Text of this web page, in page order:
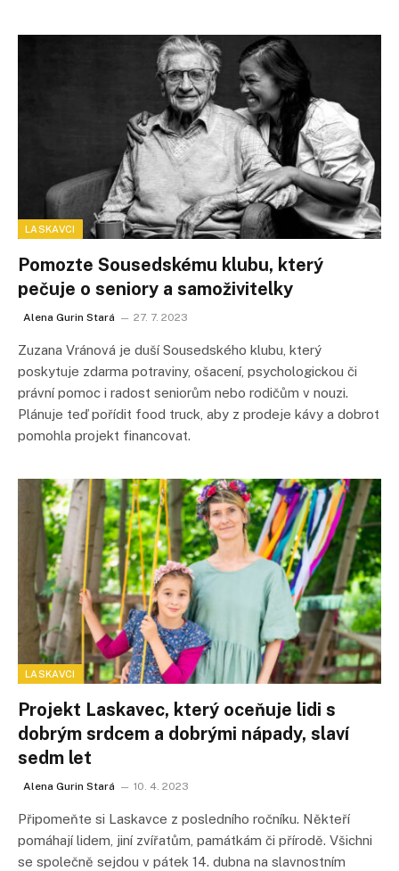
LASKAVCI
Pomozte Sousedskému klubu, který
pečuje o seniory a samoživitelky
Alena Gurin Stará 27. 7. 2023
Zuzana Vránová je duší Sousedského klubu, který
poskytuje zdarma potraviny, ošacení, psychologickou či
právní pomoc i radost seniorům nebo rodičům v nouzi.
Plánuje teď pořídit food truck, aby z prodeje kávy a dobrot
pomohla projekt financovat.
LASKAVCI
Projekt Laskavec, který oceňuje lidi s
dobrým srdcem a dobrými nápady, slaví
sedm let
Alena Gurin Stará 10. 4. 2023
Připomeňte si Laskavce z posledního ročníku. Někteří
pomáhají lidem, jiní zvířatům, památkám či přírodě. Všichni
se společně sejdou v pátek 14. dubna na slavnostním